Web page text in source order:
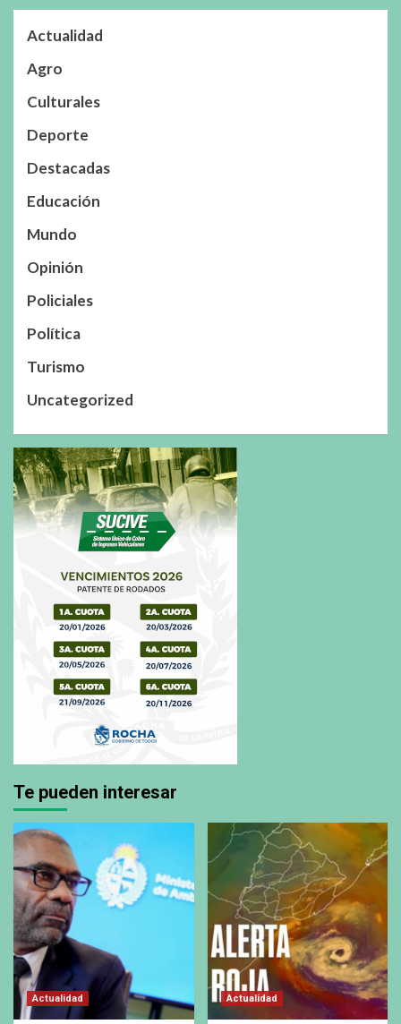
Actualidad
Agro
Culturales
Deporte
Destacadas
Educación
Mundo
Opinión
Policiales
Política
Turismo
Uncategorized
Te pueden interesar
Actualidad Actualidad